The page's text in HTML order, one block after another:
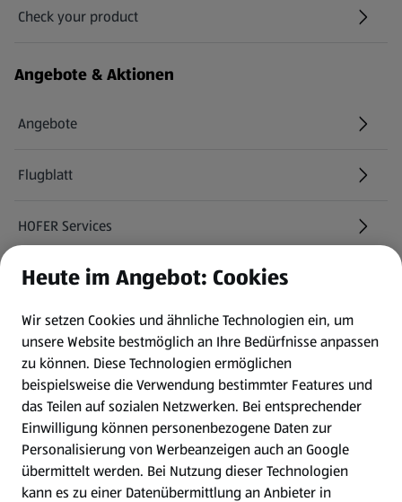
Check your product
(öffnet in einem neuen Tab)
Angebote & Aktionen
Angebote
Flugblatt
HOFER Services
Newsletter
WhatsApp
Gewinnspiele
Mein HOFER. Meine Einkäufe.
Meine Meinung. Mein HOFER.
Heute im Angebot: Cookies
Wir setzen Cookies und ähnliche Technologien ein, um
unsere Website bestmöglich an Ihre Bedürfnisse anpassen
zu können. Diese Technologien ermöglichen
beispielsweise die Verwendung bestimmter Features und
das Teilen auf sozialen Netzwerken. Bei entsprechender
Einwilligung können personenbezogene Daten zur
Personalisierung von Werbeanzeigen auch an Google
übermittelt werden. Bei Nutzung dieser Technologien
kann es zu einer Datenübermittlung an Anbieter in